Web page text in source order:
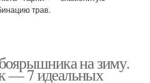
трав.
на зиму.
— 7 идеальных